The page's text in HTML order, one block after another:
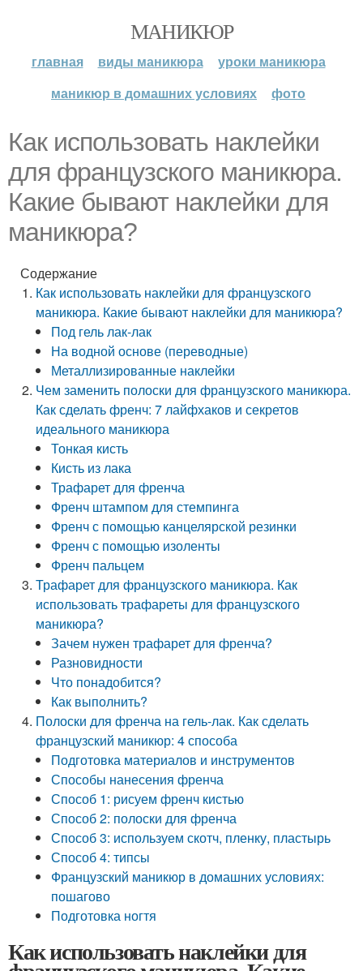
МАНИКЮР
главная виды маникюра
уроки маникюра
маникюр в домашних условиях
фото
Как использовать наклейки
для французского маникюра.
Какие бывают наклейки для
маникюра?
Содержание
Как использовать наклейки для французского
маникюра. Какие бывают наклейки для маникюра?
Под гель лак-лак
На водной основе (переводные)
Металлизированные наклейки
Чем заменить полоски для французского маникюра.
Как сделать френч: 7 лайфхаков и секретов
идеального маникюра
Тонкая кисть
Кисть из лака
Трафарет для френча
Френч штампом для стемпинга
Френч с помощью канцелярской резинки
Френч с помощью изоленты
Френч пальцем
Трафарет для французского маникюра. Как
использовать трафареты для французского
маникюра?
Зачем нужен трафарет для френча?
Разновидности
Что понадобится?
Как выполнить?
Полоски для френча на гель-лак. Как сделать
французский маникюр: 4 способа
Подготовка материалов и инструментов
Способы нанесения френча
Способ 1: рисуем френч кистью
Способ 2: полоски для френча
Способ 3: используем скотч, пленку, пластырь
Способ 4: типсы
Французский маникюр в домашних условиях:
пошагово
Подготовка ногтя
Как использовать наклейки для